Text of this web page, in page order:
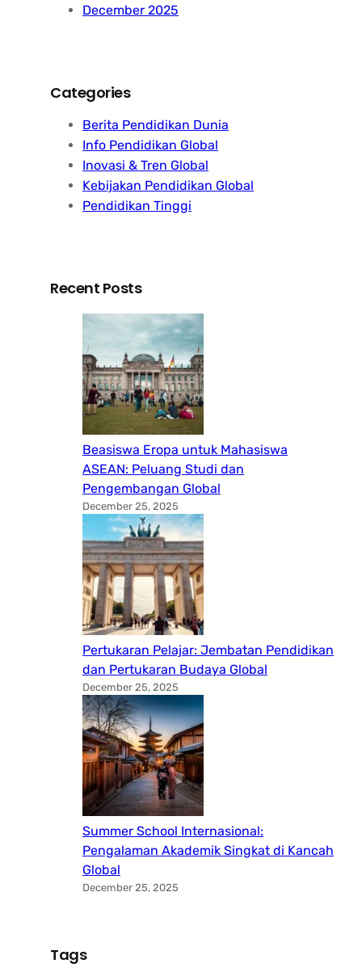
December 2025
Categories
Berita Pendidikan Dunia
Info Pendidikan Global
Inovasi & Tren Global
Kebijakan Pendidikan Global
Pendidikan Tinggi
Recent Posts
Beasiswa Eropa untuk Mahasiswa
ASEAN: Peluang Studi dan
Pengembangan Global
December 25, 2025
Pertukaran Pelajar: Jembatan Pendidikan
dan Pertukaran Budaya Global
December 25, 2025
Summer School Internasional:
Pengalaman Akademik Singkat di Kancah
Global
December 25, 2025
Tags